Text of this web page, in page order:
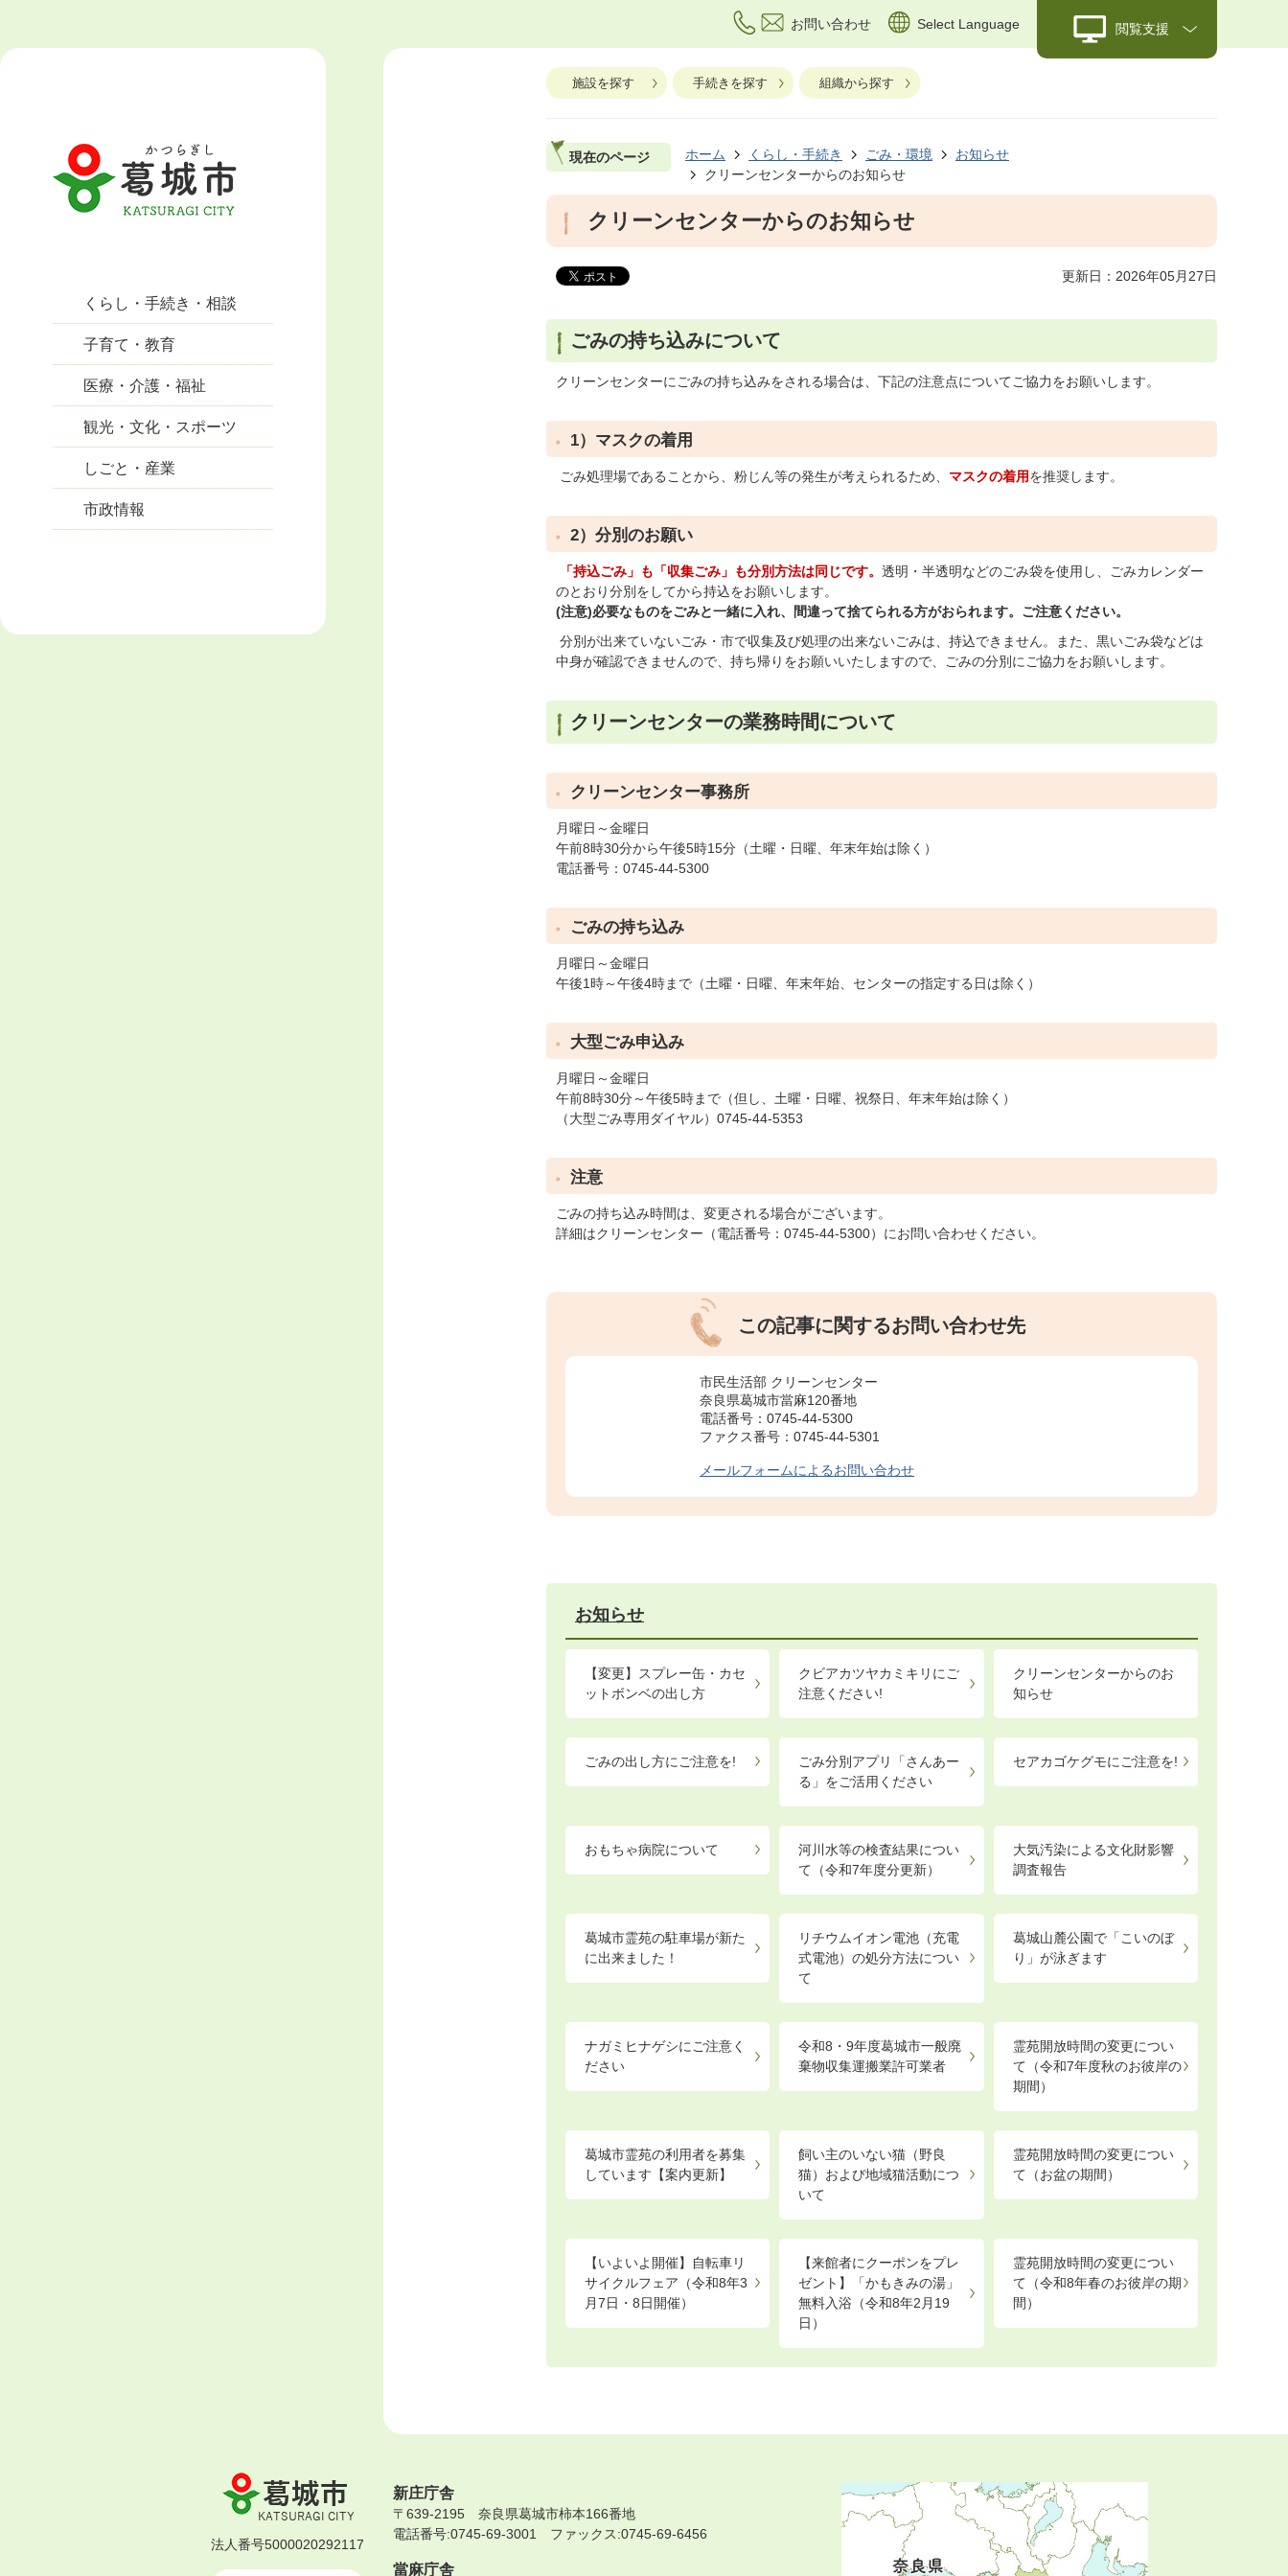
お問い合わせ Select Language 閲覧支援
くらし・手続き・相談
子育て・教育
医療・介護・福祉
観光・文化・スポーツ
しごと・産業
市政情報
施設を探す 手続きを探す 組織から探す
現在のページ ホーム くらし・手続き ごみ・環境
お知らせ
クリーンセンターからのお知らせ
クリーンセンターからのお知らせ
更新日：2026年05月27日
ごみの持ち込みについて
クリーンセンターにごみの持ち込みをされる場合は、下記の注意点についてご協力をお願いします。
1）マスクの着用
ごみ処理場であることから、粉じん等の発生が考えられるため、 マスクの着用を推奨します。
2）分別のお願い
「持込ごみ」も「収集ごみ」も分別方法は同じです。 透明・半透明などのごみ袋を使用し、ごみカレンダー
のとおり分別をしてから持込をお願いします。
(注意)必要なものをごみと一緒に入れ、間違って捨てられる方がおられます。ご注意ください。
分別が出来ていないごみ・市で収集及び処理の出来ないごみは、持込できません。また、黒いごみ袋などは
中身が確認できませんので、持ち帰りをお願いいたしますので、ごみの分別にご協力をお願いします。
クリーンセンターの業務時間について
クリーンセンター事務所
月曜日～金曜日
午前8時30分から午後5時15分（土曜・日曜、年末年始は除く）
電話番号：0745-44-5300
ごみの持ち込み
月曜日～金曜日
午後1時～午後4時まで（土曜・日曜、年末年始、センターの指定する日は除く）
大型ごみ申込み
月曜日～金曜日
午前8時30分～午後5時まで（但し、土曜・日曜、祝祭日、年末年始は除く）
（大型ごみ専用ダイヤル）0745-44-5353
注意
ごみの持ち込み時間は、変更される場合がございます。
詳細はクリーンセンター（電話番号：0745-44-5300）にお問い合わせください。
この記事に関するお問い合わせ先
市民生活部 クリーンセンター
奈良県葛城市當麻120番地
電話番号：0745-44-5300
ファクス番号：0745-44-5301
メールフォームによるお問い合わせ
お知らせ
【変更】スプレー缶・カセ
ットボンベの出し方
クビアカツヤカミキリにご
注意ください!
クリーンセンターからのお
知らせ
ごみの出し方にご注意を!
ごみ分別アプリ「さんあー
る」をご活用ください
セアカゴケグモにご注意を!
おもちゃ病院について
河川水等の検査結果につい
て（令和7年度分更新）
大気汚染による文化財影響
調査報告
葛城市霊苑の駐車場が新た
に出来ました！
リチウムイオン電池（充電
式電池）の処分方法につい
て
葛城山麓公園で「こいのぼ
り」が泳ぎます
ナガミヒナゲシにご注意く
ださい
令和8・9年度葛城市一般廃
棄物収集運搬業許可業者
霊苑開放時間の変更につい
て（令和7年度秋のお彼岸の
期間）
葛城市霊苑の利用者を募集
しています【案内更新】
飼い主のいない猫（野良
猫）および地域猫活動につ
いて
霊苑開放時間の変更につい
て（お盆の期間）
【いよいよ開催】自転車リ
サイクルフェア（令和8年3
月7日・8日開催）
【来館者にクーポンをプレ
ゼント】「かもきみの湯」
無料入浴（令和8年2月19
日）
霊苑開放時間の変更につい
て（令和8年春のお彼岸の期
間）
葛
城
市
KATSURAGI
CITY
法人番号5000020292117
新庄庁舎
〒639-2195 奈良県葛城市柿本166番地
電話番号:0745-69-3001 ファックス:0745-69-6456
當麻庁舎